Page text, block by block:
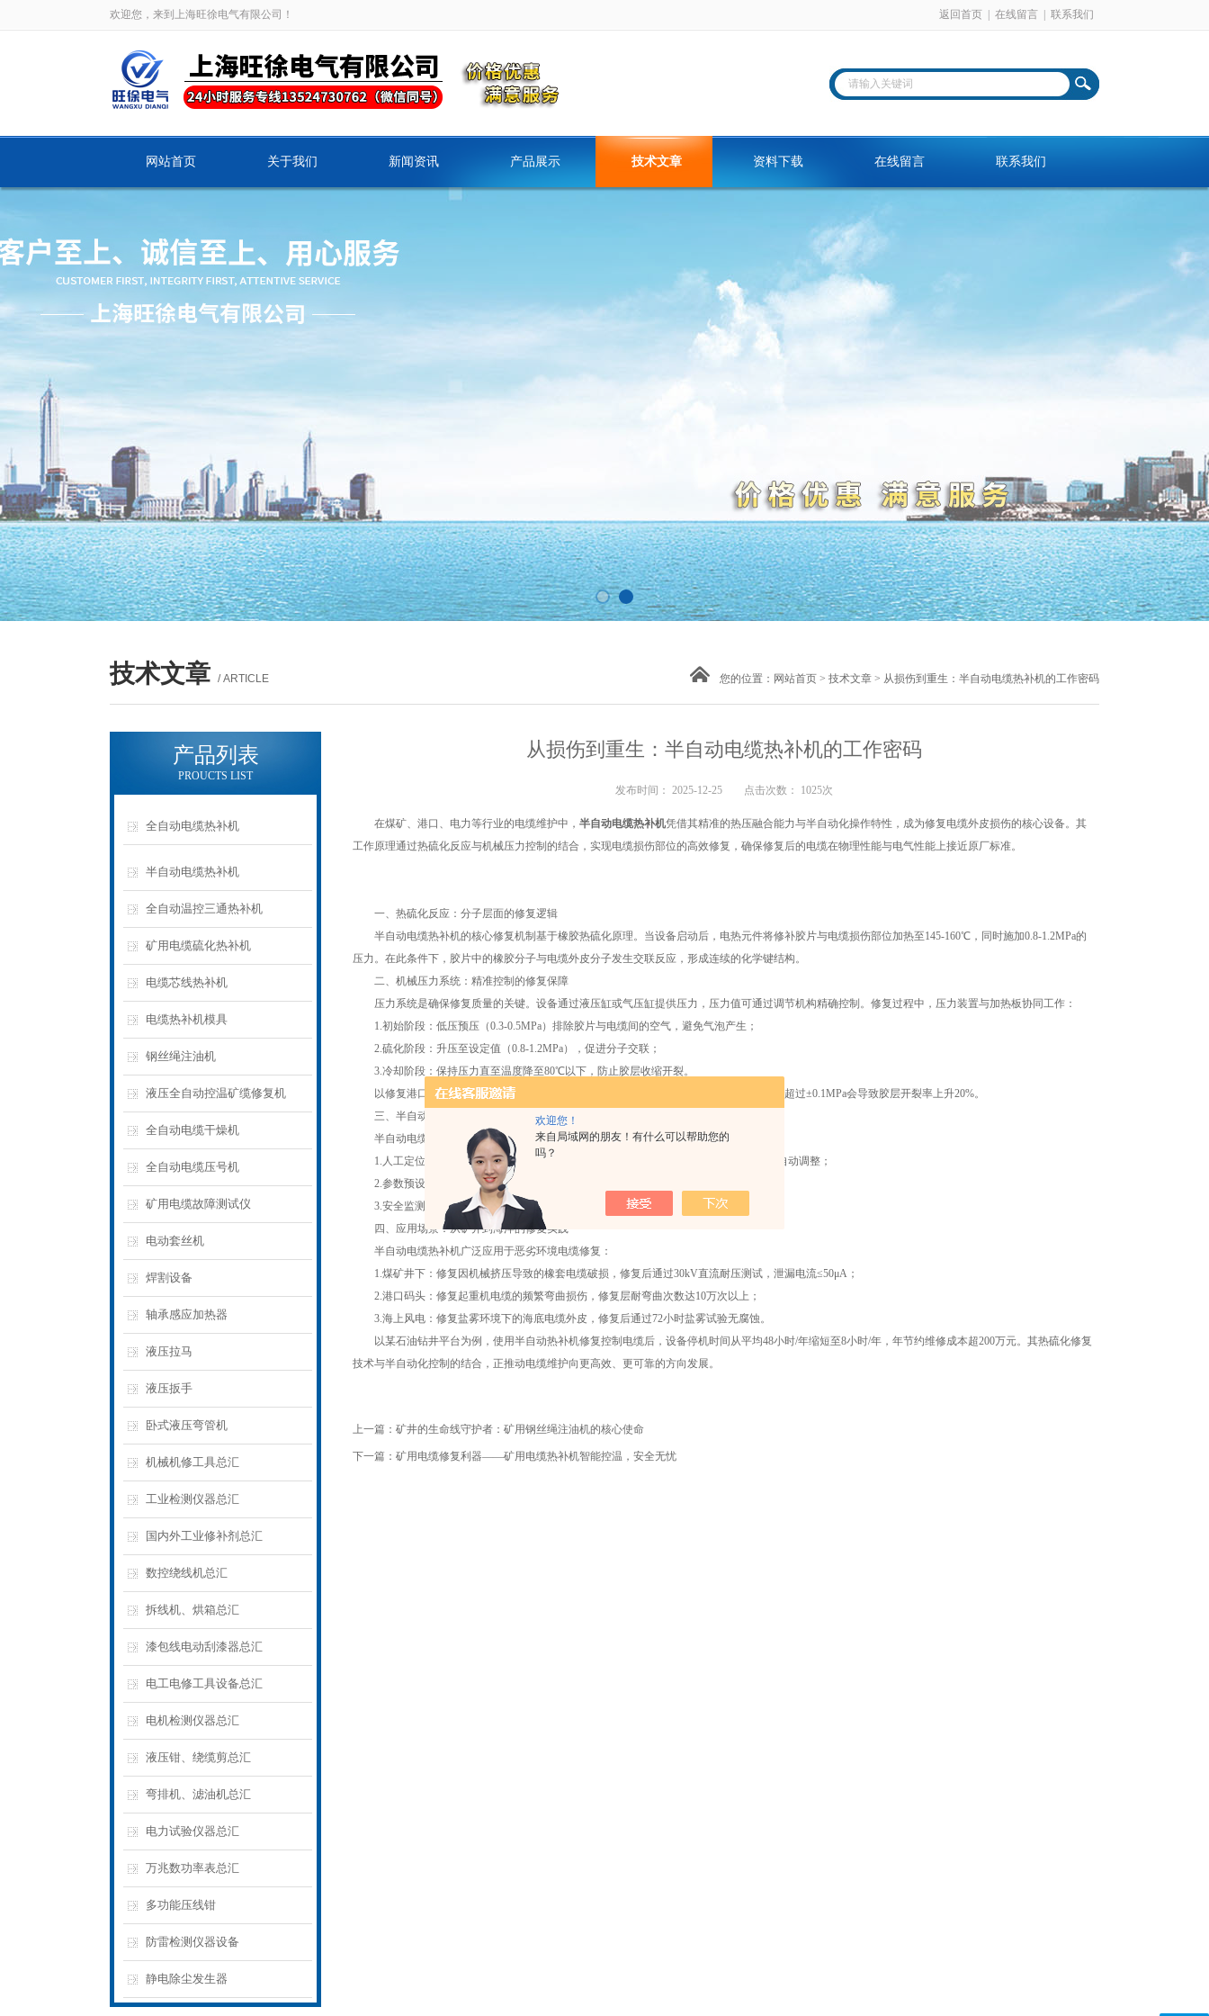
欢迎您！
来自局域网的朋友！有什么可以帮助您的
吗？
欢迎您，来到上海旺徐电气有限公司！ 返回首页 在线留言 联系我们
网站首页 关于我们 新闻资讯 产品展示 技术文章 资料下载 在线留言 联系我们
技术文章 / ARTICLE 您的位置： 网站首页 > 技术文章 > 从损伤到重生：半自动电缆热补机的工作密码
产品列表
PROUCTS LIST
全自动电缆热补机
半自动电缆热补机
全自动温控三通热补机
矿用电缆硫化热补机
电缆芯线热补机
电缆热补机模具
钢丝绳注油机
液压全自动控温矿缆修复机
全自动电缆干燥机
全自动电缆压号机
矿用电缆故障测试仪
电动套丝机
焊割设备
轴承感应加热器
液压拉马
液压扳手
卧式液压弯管机
机械机修工具总汇
工业检测仪器总汇
国内外工业修补剂总汇
数控绕线机总汇
拆线机、烘箱总汇
漆包线电动刮漆器总汇
电工电修工具设备总汇
电机检测仪器总汇
液压钳、绕缆剪总汇
弯排机、滤油机总汇
电力试验仪器总汇
万兆数功率表总汇
多功能压线钳
防雷检测仪器设备
静电除尘发生器
从损伤到重生：半自动电缆热补机的工作密码
发布时间： 2025-12-25 点击次数： 1025次
在煤矿、港口、电力等行业的电缆维护中， 半自动电缆热补机凭借其精准的热压融合能力与半自动化操作特性，成为修复电缆外皮损伤的核心设备。其
工作原理通过热硫化反应与机械压力控制的结合，实现电缆损伤部位的高效修复，确保修复后的电缆在物理性能与电气性能上接近原厂标准。
一、热硫化反应：分子层面的修复逻辑
半自动电缆热补机的核心修复机制基于橡胶热硫化原理。当设备启动后，电热元件将修补胶片与电缆损伤部位加热至145-160℃，同时施加0.8-1.2MPa的
压力。在此条件下，胶片中的橡胶分子与电缆外皮分子发生交联反应，形成连续的化学键结构。
二、机械压力系统：精准控制的修复保障
压力系统是确保修复质量的关键。设备通过液压缸或气压缸提供压力，压力值可通过调节机构精确控制。修复过程中，压力装置与加热板协同工作：
1.初始阶段：低压预压（0.3-0.5MPa）排除胶片与电缆间的空气，避免气泡产生；
2.硫化阶段：升压至设定值（0.8-1.2MPa），促进分子交联；
3.冷却阶段：保持压力直至温度降至80℃以下，防止胶层收缩开裂。
以修复港口起重机电缆为例，压力控制精度直接影响修复后的耐弯曲性能——压力波动超过±0.1MPa会导致胶层开裂率上升20%。
三、半自动化流程：效率与安全的平衡
半自动电缆热补机通过人机协同操作实现高效修复：
1.人工定位：操作员将电缆损伤部位对准模具中心，模具根据电缆直径（1.5-120mm）自动调整；
2.参数预设：在控制面板输入温度、压力、时间，设备自动执行加热-加压-冷却程序；
3.安全监测：温度传感器与压力传感器实时反馈数据，超限自动报警。
四、应用场景：从矿井到海洋的修复实践
半自动电缆热补机广泛应用于恶劣环境电缆修复：
1.煤矿井下：修复因机械挤压导致的橡套电缆破损，修复后通过30kV直流耐压测试，泄漏电流≤50μA；
2.港口码头：修复起重机电缆的频繁弯曲损伤，修复层耐弯曲次数达10万次以上；
3.海上风电：修复盐雾环境下的海底电缆外皮，修复后通过72小时盐雾试验无腐蚀。
以某石油钻井平台为例，使用半自动热补机修复控制电缆后，设备停机时间从平均48小时/年缩短至8小时/年，年节约维修成本超200万元。其热硫化修复
技术与半自动化控制的结合，正推动电缆维护向更高效、更可靠的方向发展。
上一篇： 矿井的生命线守护者：矿用钢丝绳注油机的核心使命
下一篇： 矿用电缆修复利器——矿用电缆热补机智能控温，安全无忧